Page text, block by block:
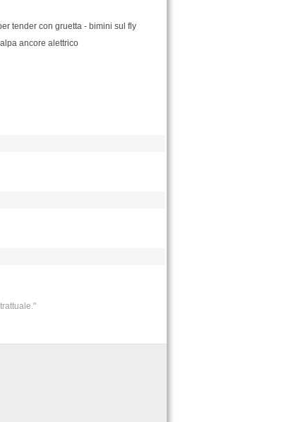
tender con gruetta - bimini sul fly
ancore alettrico